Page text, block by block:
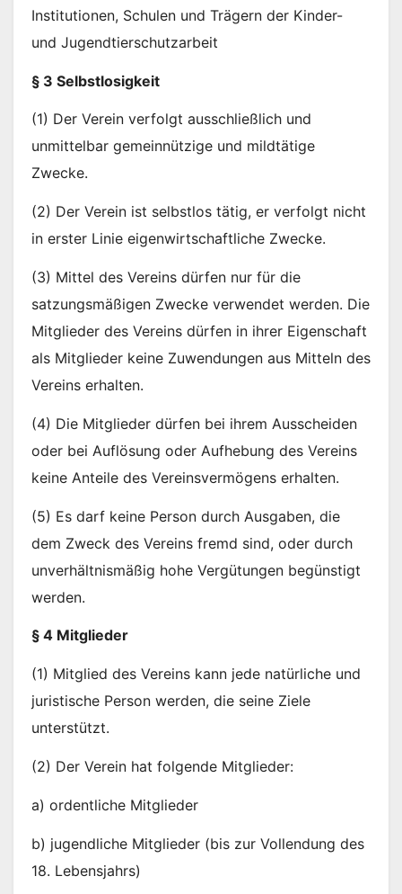
Institutionen, Schulen und Trägern der Kinder-
und Jugendtierschutzarbeit
§ 3 Selbstlosigkeit
(1) Der Verein verfolgt ausschließlich und
unmittelbar gemeinnützige und mildtätige
Zwecke.
(2) Der Verein ist selbstlos tätig, er verfolgt nicht
in erster Linie eigenwirtschaftliche Zwecke.
(3) Mittel des Vereins dürfen nur für die
satzungsmäßigen Zwecke verwendet werden. Die
Mitglieder des Vereins dürfen in ihrer Eigenschaft
als Mitglieder keine Zuwendungen aus Mitteln des
Vereins erhalten.
(4) Die Mitglieder dürfen bei ihrem Ausscheiden
oder bei Auflösung oder Aufhebung des Vereins
keine Anteile des Vereinsvermögens erhalten.
(5) Es darf keine Person durch Ausgaben, die
dem Zweck des Vereins fremd sind, oder durch
unverhältnismäßig hohe Vergütungen begünstigt
werden.
§ 4 Mitglieder
(1) Mitglied des Vereins kann jede natürliche und
juristische Person werden, die seine Ziele
unterstützt.
(2) Der Verein hat folgende Mitglieder:
a) ordentliche Mitglieder
b) jugendliche Mitglieder (bis zur Vollendung des
18. Lebensjahrs)